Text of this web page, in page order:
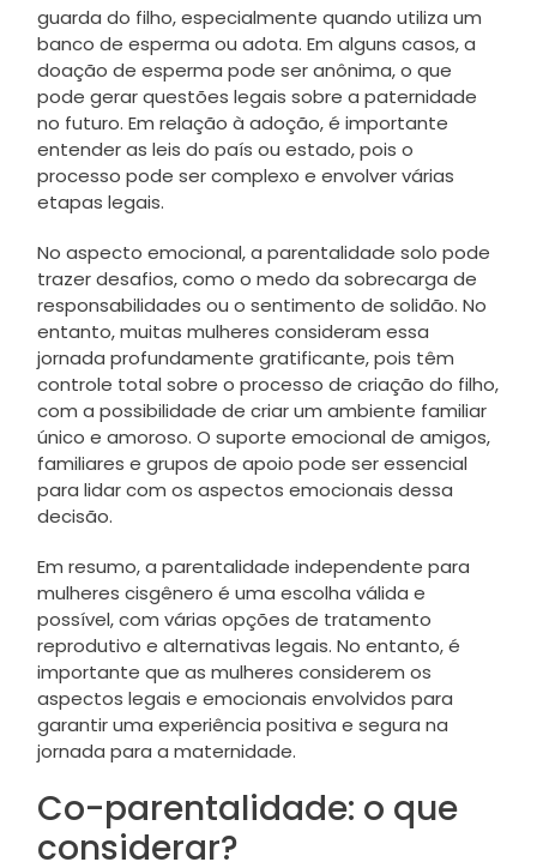
guarda do filho, especialmente quando utiliza um
banco de esperma ou adota. Em alguns casos, a
doação de esperma pode ser anônima, o que
pode gerar questões legais sobre a paternidade
no futuro. Em relação à adoção, é importante
entender as leis do país ou estado, pois o
processo pode ser complexo e envolver várias
etapas legais.
No aspecto emocional, a parentalidade solo pode
trazer desafios, como o medo da sobrecarga de
responsabilidades ou o sentimento de solidão. No
entanto, muitas mulheres consideram essa
jornada profundamente gratificante, pois têm
controle total sobre o processo de criação do filho,
com a possibilidade de criar um ambiente familiar
único e amoroso. O suporte emocional de amigos,
familiares e grupos de apoio pode ser essencial
para lidar com os aspectos emocionais dessa
decisão.
Em resumo, a parentalidade independente para
mulheres cisgênero é uma escolha válida e
possível, com várias opções de tratamento
reprodutivo e alternativas legais. No entanto, é
importante que as mulheres considerem os
aspectos legais e emocionais envolvidos para
garantir uma experiência positiva e segura na
jornada para a maternidade.
Co-parentalidade: o que
considerar?